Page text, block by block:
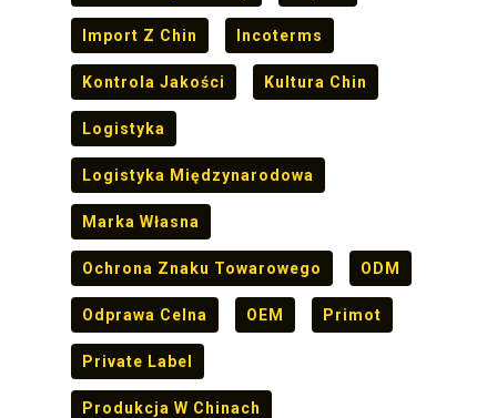
Import Z Chin Incoterms
Kontrola Jakości Kultura Chin
Logistyka
Logistyka Międzynarodowa
Marka Własna
Ochrona Znaku Towarowego ODM
Odprawa Celna OEM Primot
Private Label
Produkcja W Chinach